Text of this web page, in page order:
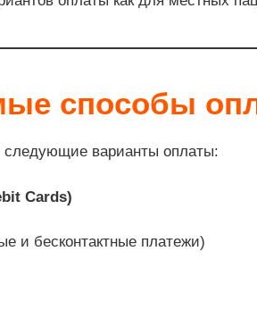
способы
варианты оплаты:
Cards)
и бесконтактные платежи)